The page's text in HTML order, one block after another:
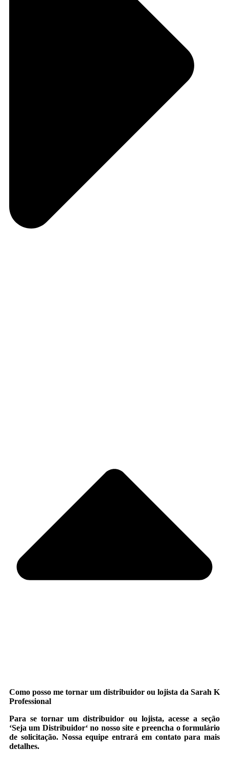
Como posso me tornar um distribuidor ou lojista da Sarah K
Professional
Para se tornar um distribuidor ou lojista, acesse a seção
‘Seja um Distribuidor‘ no nosso site e preencha o formulário
de solicitação. Nossa equipe entrará em contato para mais
detalhes.